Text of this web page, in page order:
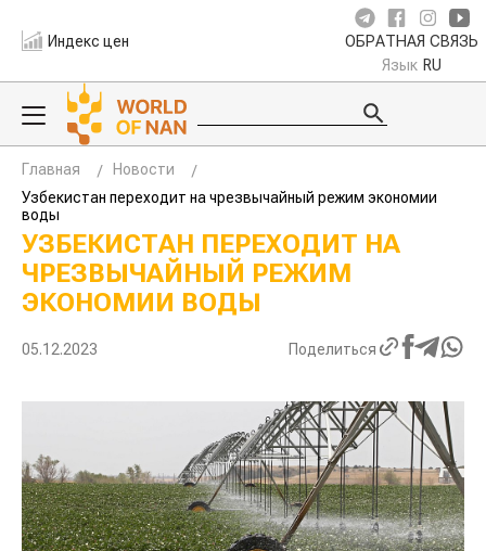
Индекс цен ОБРАТНАЯ СВЯЗЬ
Язык RU
Главная
Новости
Узбекистан переходит на чрезвычайный режим экономии
воды
УЗБЕКИСТАН ПЕРЕХОДИТ НА
ЧРЕЗВЫЧАЙНЫЙ РЕЖИМ
ЭКОНОМИИ ВОДЫ
05.12.2023 Поделиться